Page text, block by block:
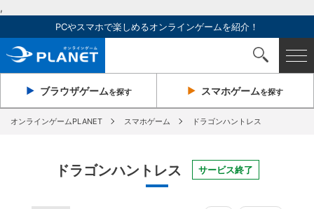
,
PCやスマホで楽しめるオンラインゲームを紹介！
ブラウザゲームを探す スマホゲームを探す
オンラインゲームPLANET スマホゲーム ドラゴンハントレス
ドラゴンハントレス サービス終了